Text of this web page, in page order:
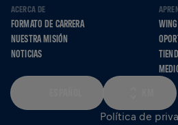
ACERCA DE
FORMATO DE CARRERA
NUESTRA MISIÓN
NOTICIAS
Política de